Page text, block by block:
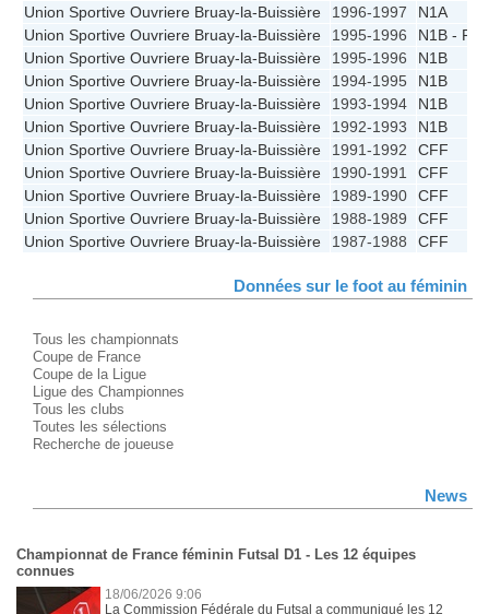
Union Sportive Ouvriere Bruay-la-Buissière
1996-1997
N1A
Union Sportive Ouvriere Bruay-la-Buissière
1995-1996
N1B - PF
Union Sportive Ouvriere Bruay-la-Buissière
1995-1996
N1B
Union Sportive Ouvriere Bruay-la-Buissière
1994-1995
N1B
Union Sportive Ouvriere Bruay-la-Buissière
1993-1994
N1B
Union Sportive Ouvriere Bruay-la-Buissière
1992-1993
N1B
Union Sportive Ouvriere Bruay-la-Buissière
1991-1992
CFF
Union Sportive Ouvriere Bruay-la-Buissière
1990-1991
CFF
Union Sportive Ouvriere Bruay-la-Buissière
1989-1990
CFF
Union Sportive Ouvriere Bruay-la-Buissière
1988-1989
CFF
Union Sportive Ouvriere Bruay-la-Buissière
1987-1988 CFF
Données sur le foot au féminin
Tous les championnats
Coupe de France
Coupe de la Ligue
Ligue des Championnes
Tous les clubs
Toutes les sélections
Recherche de joueuse
News
Championnat de France féminin Futsal D1 - Les 12 équipes
connues
18/06/2026 9:06
La Commission Fédérale du Futsal a communiqué les 12